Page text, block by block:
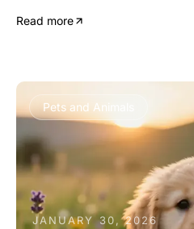
Read more
Pets and Animals
JANUARY 30, 2026